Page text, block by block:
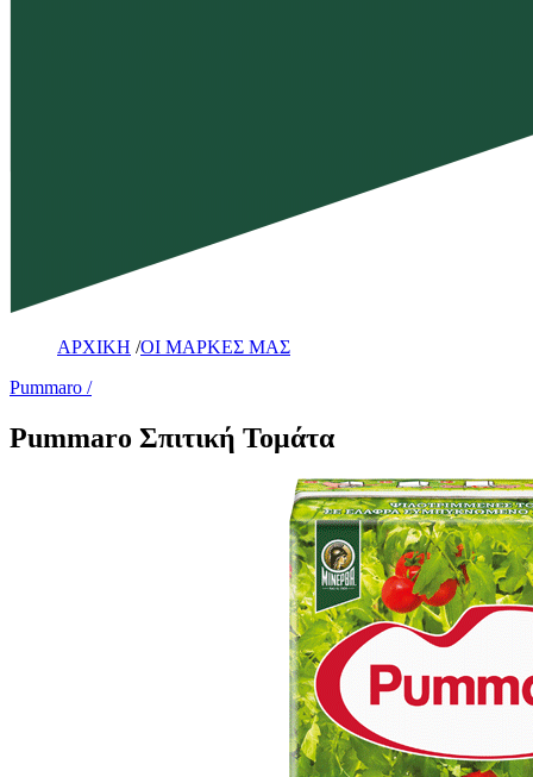
ΑΡΧΙΚΗ /ΟΙ ΜΑΡΚΕΣ ΜΑΣ
Pummaro
Pummaro Σπιτική Τομάτα